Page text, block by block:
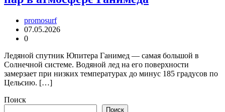
promosurf
07.05.2026
0
Ледяной спутник Юпитера Ганимед — самая большой в
Солнечной системе. Водяной лед на его поверхности
замерзает при низких температурах до минус 185 градусов по
Цельсию. […]
Поиск
Поиск